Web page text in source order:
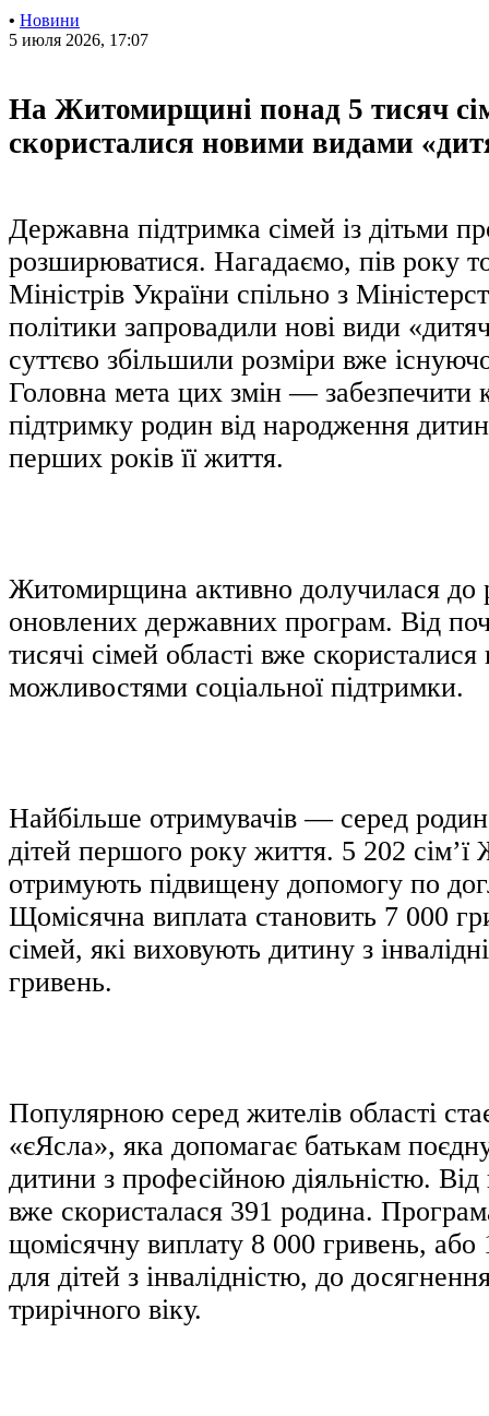
• Новини
5 июля 2026, 17:07
На Житомирщині понад 5 тисяч
скористалися новими видами
Державна підтримка сімей із дітьми
розширюватися. Нагадаємо, пів року
Міністрів України спільно з
політики запровадили нові види
суттєво збільшили розміри вже
Головна мета цих змін — забезпечити
підтримку родин від народження
перших років її життя.
Житомирщина активно долучилася до
оновлених державних програм. Від
тисячі сімей області вже
можливостями соціальної підтримки.
Найбільше отримувачів — серед
дітей першого року життя. 5 202
отримують підвищену допомогу по
Щомісячна виплата становить 7 000
сімей, які виховують дитину з
гривень.
Популярною серед жителів області
«єЯсла», яка допомагає батькам
дитини з професійною діяльністю.
вже скористалася 391 родина.
щомісячну виплату 8 000 гривень,
для дітей з інвалідністю, до
трирічного віку.